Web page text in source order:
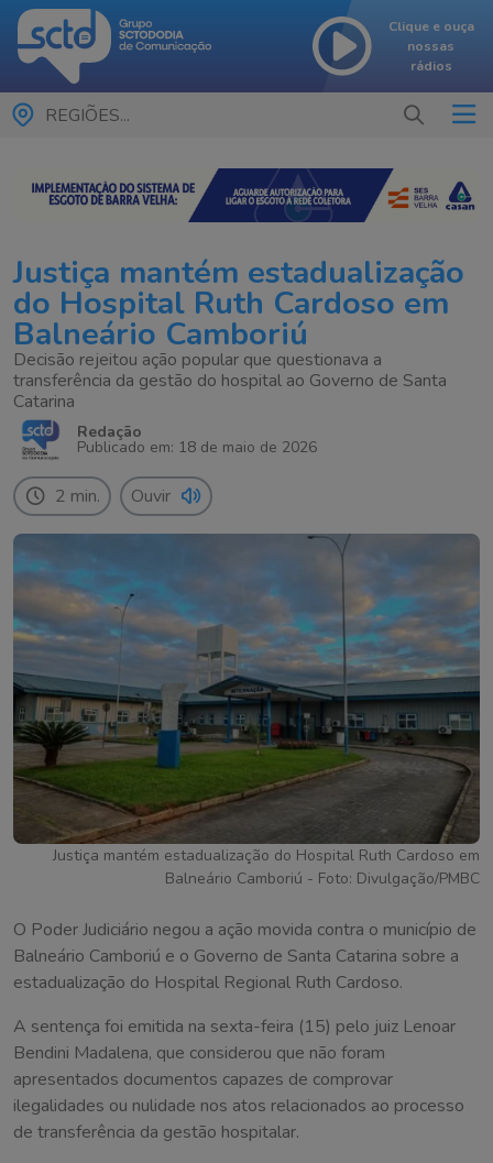
Clique e ouça
nossas
rádios
REGIÕES...
Justiça mantém estadualização
do Hospital Ruth Cardoso em
Balneário Camboriú
Decisão rejeitou ação popular que questionava a
transferência da gestão do hospital ao Governo de Santa
Catarina
Redação
Publicado em: 18 de maio de 2026
2 min. Ouvir
Justiça mantém estadualização do Hospital Ruth Cardoso em
Balneário Camboriú - Foto: Divulgação/PMBC
O Poder Judiciário negou a ação movida contra o município de
Balneário Camboriú e o Governo de Santa Catarina sobre a
estadualização do Hospital Regional Ruth Cardoso.
A sentença foi emitida na sexta-feira (15) pelo juiz Lenoar
Bendini Madalena, que considerou que não foram
apresentados documentos capazes de comprovar
ilegalidades ou nulidade nos atos relacionados ao processo
de transferência da gestão hospitalar.